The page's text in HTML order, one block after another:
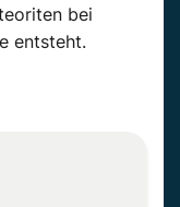
bei
entsteht.